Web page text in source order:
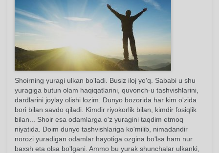
Shoirning yuragi ulkan bo'ladi. Busiz iloj yo'q. Sababi u shu
yuragiga butun olam haqiqatlarini, quvonch-u tashvishlarini,
dardlarini joylay olishi lozim. Dunyo bozorida har kim o'zida
bori bilan savdo qiladi. Kimdir riyokorlik bilan, kimdir fosiqlik
bilan... Shoir esa odamlarga o'z yuragini taqdim etmoq
niyatida. Doim dunyo tashvishlariga ko'milib, nimadandir
norozi yuradigan odamlar hayotiga ozgina bo'lsa ham nur
baxsh eta olsa bo'lgani. Ammo bu yurak shunchalar ulkanki,